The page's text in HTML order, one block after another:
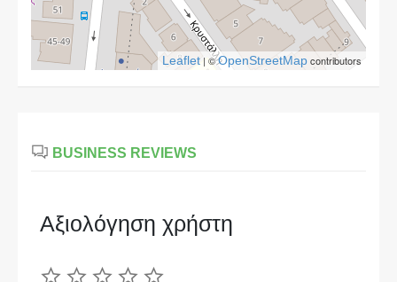
Leaflet | ©OpenStreetMapcontributors
BUSINESS REVIEWS
Αξιολόγηση χρήστη